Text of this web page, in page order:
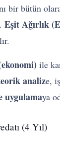
bir bütün
Eşit Ağırlık
ile
analize,
uygulamaya
(4 Yıl)